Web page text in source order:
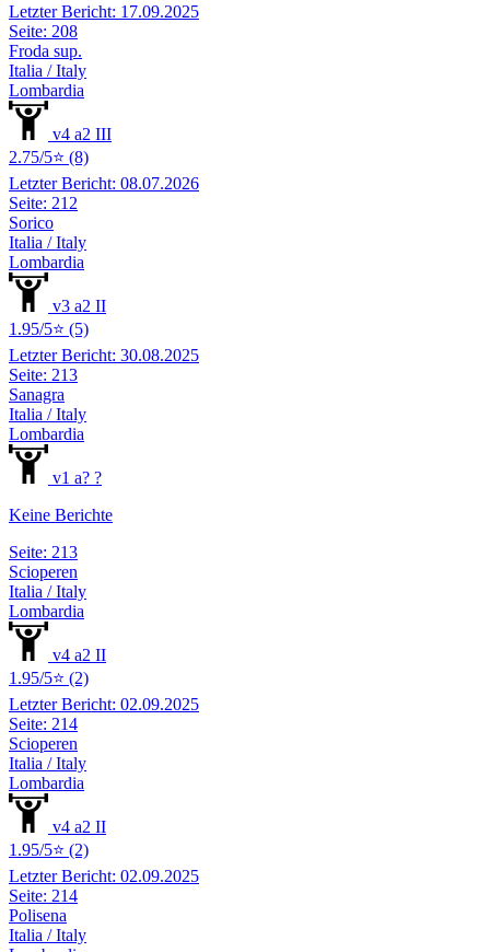
Letzter Bericht: 17.09.2025
Seite: 208
Froda sup.
Italia / Italy
Lombardia
v4 a2 III
2.75/5⭐ (8)
Letzter Bericht: 08.07.2026
Seite: 212
Sorico
Italia / Italy
Lombardia
v3 a2 II
1.95/5⭐ (5)
Letzter Bericht: 30.08.2025
Seite: 213
Sanagra
Italia / Italy
Lombardia
v1 a? ?
Keine Berichte
Seite: 213
Scioperen
Italia / Italy
Lombardia
v4 a2 II
1.95/5⭐ (2)
Letzter Bericht: 02.09.2025
Seite: 214
Scioperen
Italia / Italy
Lombardia
v4 a2 II
1.95/5⭐ (2)
Letzter Bericht: 02.09.2025
Seite: 214
Polisena
Italia / Italy